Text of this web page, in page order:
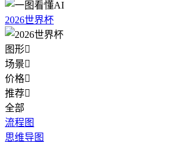
2026世界杯
图形
场景
价格
推荐
全部
流程图
思维导图